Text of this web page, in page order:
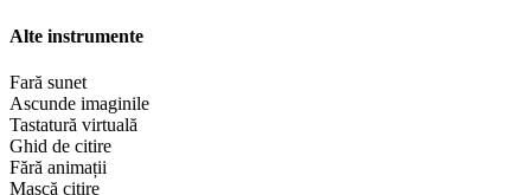
Alte instrumente
Fară sunet
Ascunde imaginile
Tastatură virtuală
Ghid de citire
Fără animații
Mască citire